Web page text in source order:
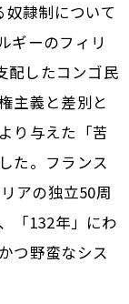
隷制について
ギーのフィリ
配したコンゴ民
主義と差別と
り与えた「苦
た。フランス
アの独立50周
「132年」にわ
つ野蛮なシス